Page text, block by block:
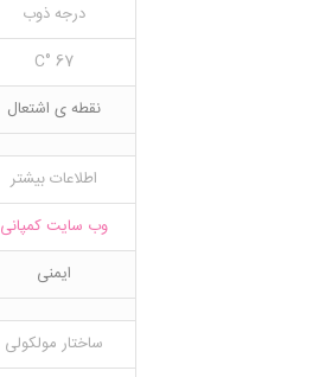
درجه ذوب
67 °C
نقطه ی اشتعال
اطلاعات بیشتر
وب سایت کمپانی
ایمنی
ساختار مولکولی